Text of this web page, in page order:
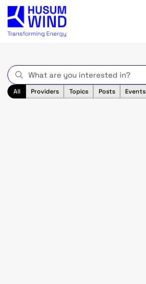
All Providers Topics Posts Events